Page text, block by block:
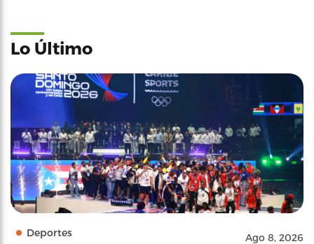
Lo Último
Deportes Ago 8, 2026